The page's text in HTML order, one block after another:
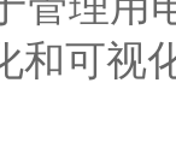
和可视